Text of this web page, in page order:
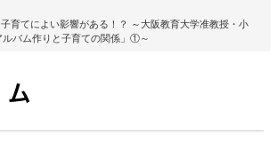
育てによい影響がある！？ ～大阪教育大学准教授・小
バム作りと子育ての関係」①～